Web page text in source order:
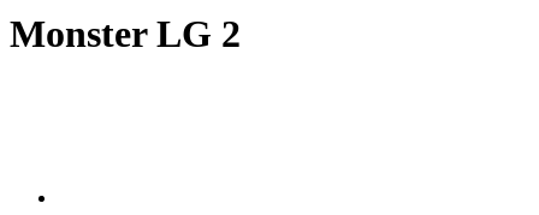
Monster LG 2